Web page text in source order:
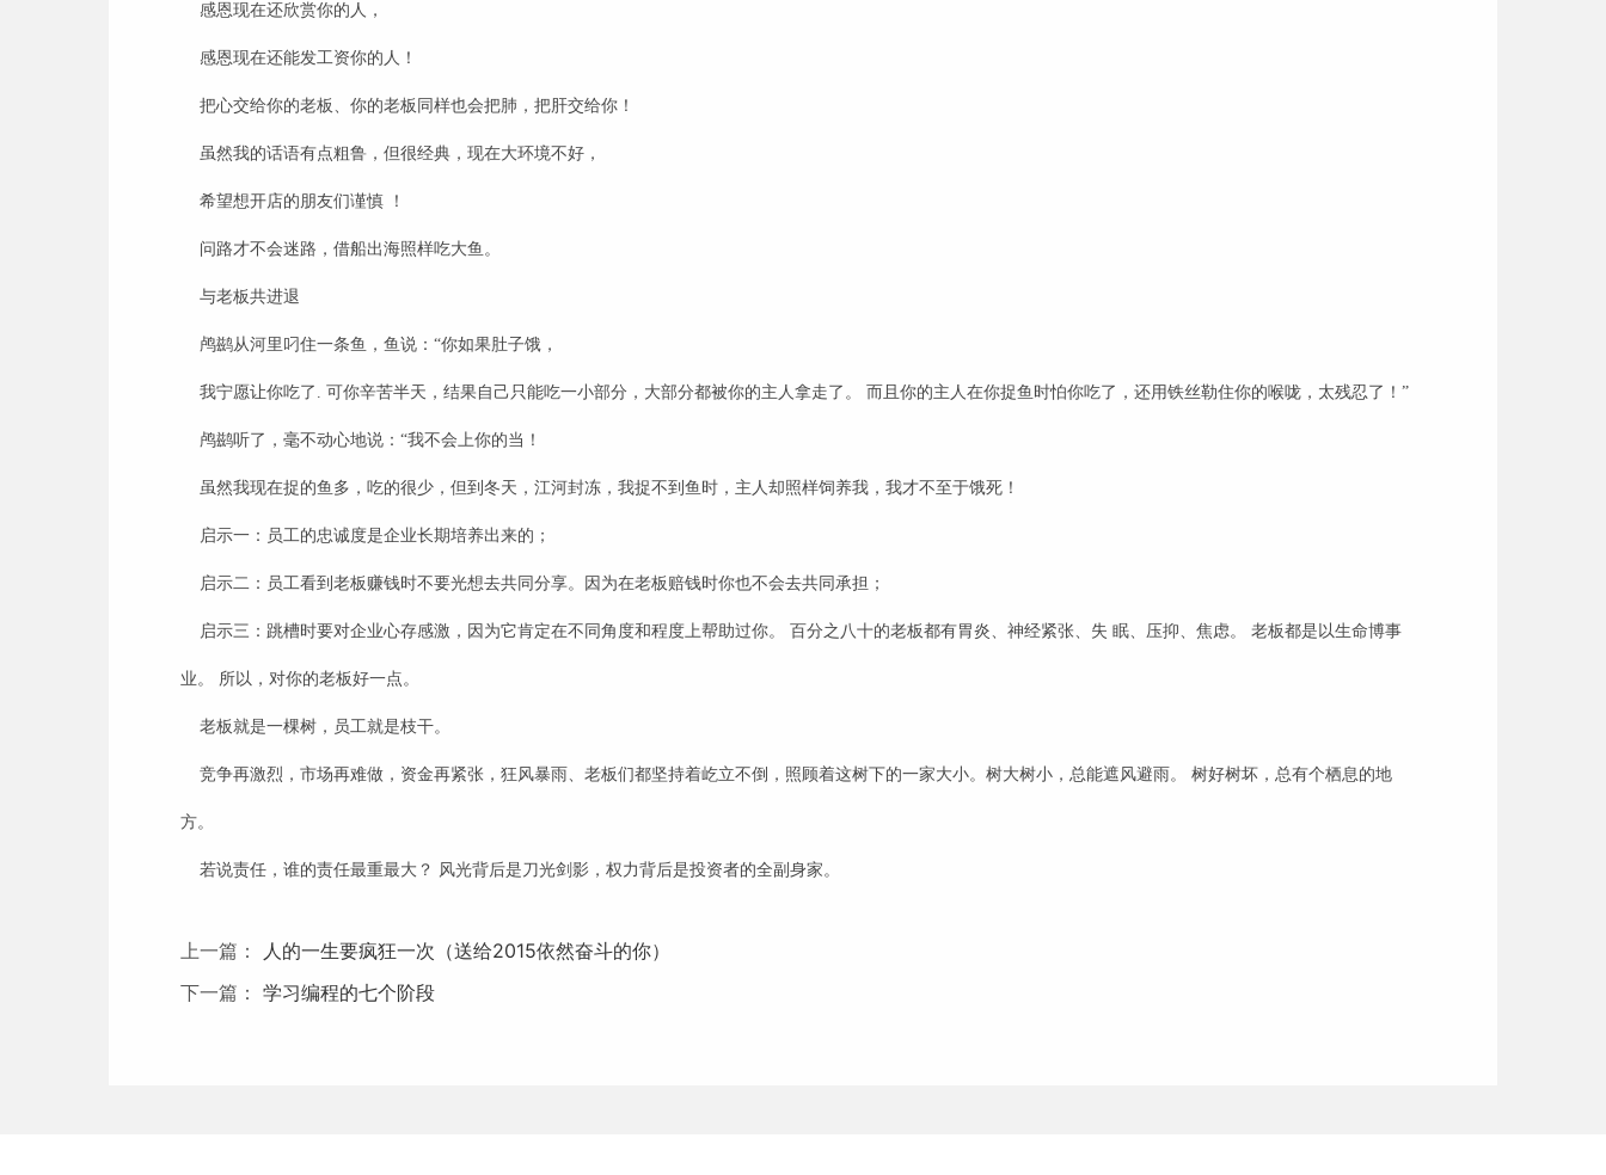
感恩现在还欣赏你的人，
感恩现在还能发工资你的人！
把心交给你的老板、你的老板同样也会把肺，把肝交给你！
虽然我的话语有点粗鲁，但很经典，现在大环境不好，
希望想开店的朋友们谨慎 ！
问路才不会迷路，借船出海照样吃大鱼。
与老板共进退
鸬鹚从河里叼住一条鱼，鱼说：“你如果肚子饿，
我宁愿让你吃了 .可你辛苦半天，结果自己只能吃一小部分，大部分都被你的主人拿走了。 而且你的主人在你捉鱼时怕你吃了，还用铁丝勒住你的喉咙，太残忍了！”
鸬鹚听了，毫不动心地说：“我不会上你的当！
虽然我现在捉的鱼多，吃的很少，但到冬天，江河封冻，我捉不到鱼时，主人却照样饲养我，我才不至于饿死！
启示一：员工的忠诚度是企业长期培养出来的；
启示二：员工看到老板赚钱时不要光想去共同分享。因为在老板赔钱时你也不会去共同承担；
启示三：跳槽时要对企业心存感激，因为它肯定在不同角度和程度上帮助过你。 百分之八十的老板都有胃炎、神经紧张、失 眠、压抑、焦虑。 老板都是以生命博事
业。 所以，对你的老板好一点。
老板就是一棵树，员工就是枝干。
竞争再激烈，市场再难做，资金再紧张，狂风暴雨、老板们都坚持着屹立不倒，照顾着这树下的一家大小。树大树小，总能遮风避雨。 树好树坏，总有个栖息的地
方。
若说责任，谁的责任最重最大？ 风光背后是刀光剑影，权力背后是投资者的全副身家。
上一篇：
人的一生要疯狂一次（送给2015依然奋斗的你）
下一篇： 学习编程的七个阶段